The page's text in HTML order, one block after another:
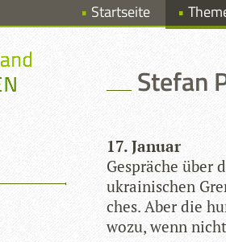
Startseite
Stefan
17. Januar
Gesprä­che über
ukrai­ni­schen
ches. Aber die
wozu, wenn